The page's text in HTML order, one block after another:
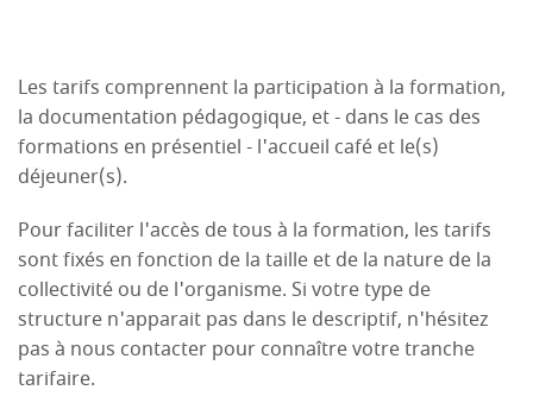
Les tarifs comprennent la participation à la formation,
la documentation pédagogique, et - dans le cas des
formations en présentiel - l'accueil café et le(s)
déjeuner(s).
Pour faciliter l'accès de tous à la formation, les tarifs
sont fixés en fonction de la taille et de la nature de la
collectivité ou de l'organisme. Si votre type de
structure n'apparait pas dans le descriptif, n'hésitez
pas à nous contacter pour connaître votre tranche
tarifaire.